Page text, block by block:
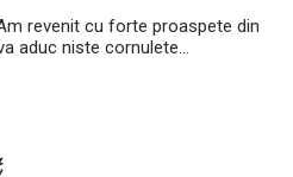
revenit cu forte proaspete din
aduc niste cornulete...